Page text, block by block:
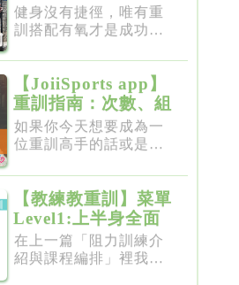
健身沒有捷徑，唯有重
訓搭配有氧才是成功的
【JoiiSports app】
重訓指南：次數、組
數、節奏、休息
如果你今天想要成為一
位重訓高手的話或是想
【教練教重訓】菜單
Level1:上半身全面
增肌雕塑
在上一篇「阻力訓練介
紹與課程編排」裡我們